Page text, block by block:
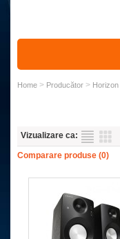
Home > Producător > Horizon
Vizualizare ca:
Comparare produse (0)